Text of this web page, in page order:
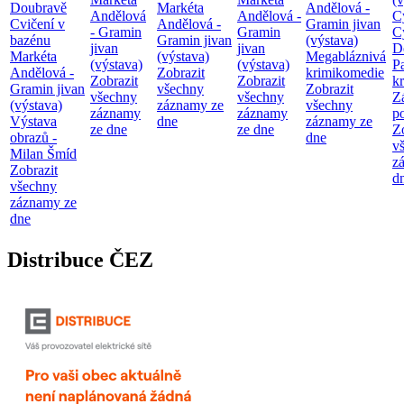
Doubravě
Cvičení v
bazénu
Markéta
Andělová -
Gramin jivan
(výstava)
Výstava
obrazů -
Milan Šmíd
Zobrazit
všechny
záznamy ze
dne
Andělová
- Gramin
jivan
(výstava)
Zobrazit
všechny
záznamy
ze dne
Markéta
Andělová -
Gramin jivan
(výstava)
Zobrazit
všechny
záznamy ze
dne
Andělová -
Gramin
jivan
(výstava)
Zobrazit
všechny
záznamy
ze dne
Andělová -
Gramin jivan
(výstava)
Megabláznivá
krimikomedie
Zobrazit
všechny
záznamy ze
dne
Distribuce ČEZ